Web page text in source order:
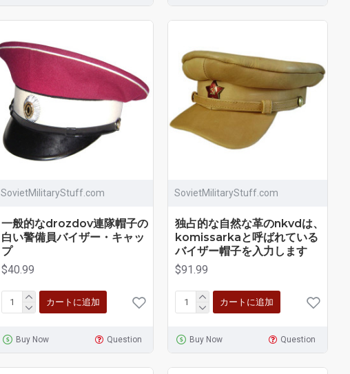
SovietMilitaryStuff.com
一般的なdrozdov連隊帽子の
白い警備員バイザー・キャッ
プ
$40.99
カートに追加
Buy Now Question
SovietMilitaryStuff.com
独占的な自然な革のnkvdは、
komissarkaと呼ばれている
バイザー帽子を入力します
$91.99
カートに追加
Buy Now Question